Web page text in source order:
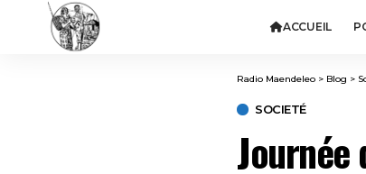
ACCUEIL
Radio Maendeleo > Blog >
SOCIETÉ
Journée